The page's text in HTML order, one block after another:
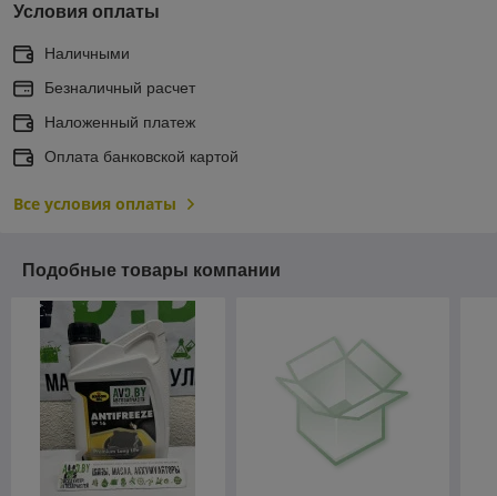
Условия оплаты
Наличными
Безналичный расчет
Наложенный платеж
Оплата банковской картой
Все условия оплаты
Подобные товары компании